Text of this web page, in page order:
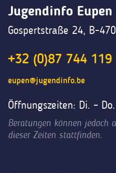
Jugendinfo Eupen
Gospertstraße 24, B-
+32 (0)87 744 119
eupen@jugendinfo.be
Öffnungszeiten: Di. –
Beratungen können jedoch
dieser Zeiten stattfinden.